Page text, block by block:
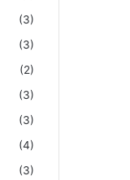
(3)
(3)
(2)
(3)
(3)
(4)
(3)